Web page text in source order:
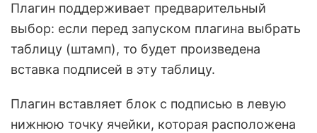
Плагин поддерживает предварительный
выбор: если перед запуском плагина выбрать
таблицу (штамп), то будет произведена
вставка подписей в эту таблицу.
Плагин вставляет блок с подписью в левую
нижнюю точку ячейки, которая расположена